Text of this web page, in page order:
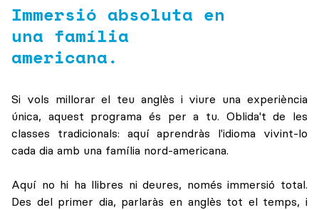
Immersió absoluta en
una família
americana.
Si vols millorar el teu anglès i viure una experiència
única, aquest programa és per a tu. Oblida't de les
classes tradicionals: aquí aprendràs l'idioma vivint-lo
cada dia amb una família nord-americana.
Aquí no hi ha llibres ni deures, només immersió total.
Des del primer dia, parlaràs en anglès tot el temps, i